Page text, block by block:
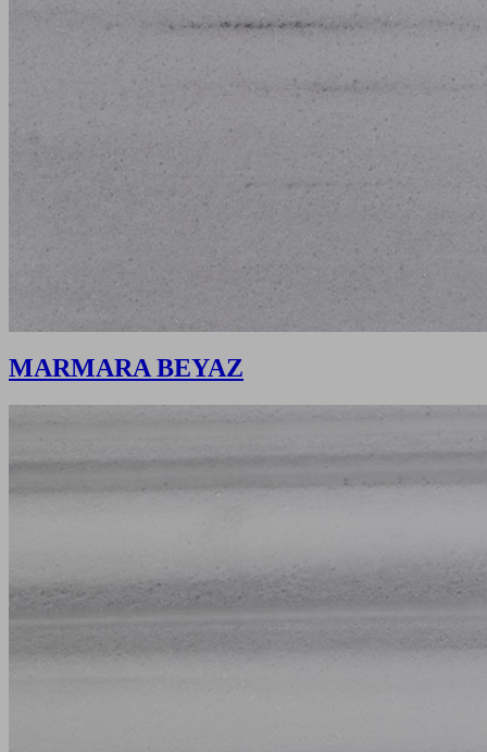
MARMARA BEYAZ